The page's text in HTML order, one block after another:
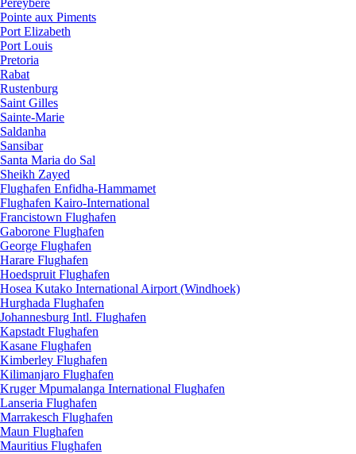
Pointe aux Piments
Port Elizabeth
Port Louis
Pretoria
Rabat
Rustenburg
Saint Gilles
Sainte-Marie
Saldanha
Sansibar
Santa Maria do Sal
Sheikh Zayed
Flughafen Enfidha-Hammamet
Flughafen Kairo-International
Francistown Flughafen
Gaborone Flughafen
George Flughafen
Harare Flughafen
Hoedspruit Flughafen
Hosea Kutako International Airport (Windhoek)
Hurghada Flughafen
Johannesburg Intl. Flughafen
Kapstadt Flughafen
Kasane Flughafen
Kimberley Flughafen
Kilimanjaro Flughafen
Kruger Mpumalanga International Flughafen
Lanseria Flughafen
Marrakesch Flughafen
Maun Flughafen
Mauritius Flughafen